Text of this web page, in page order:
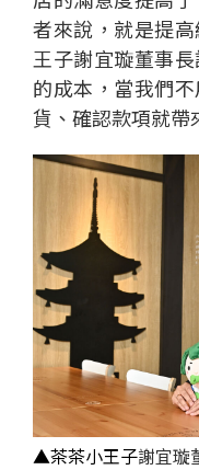
者來說，就是提
王子謝宜璇董事
的成本，當我們
貨、確認款項就帶
▲茶茶小王子謝宜璇